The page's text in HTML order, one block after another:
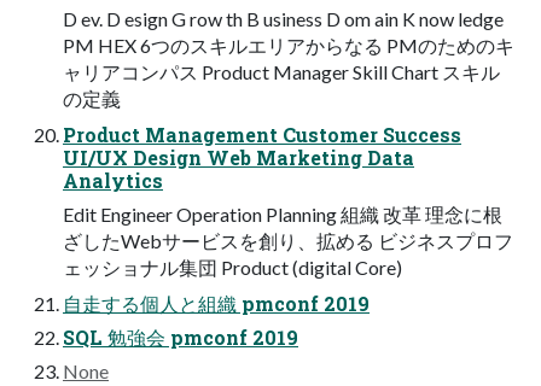
D ev. D esign G row th B usiness D om ain K now ledge
PM HEX 6つのスキルエリアからなる PMのためのキ
ャリアコンパス Product Manager Skill Chart スキル
の定義
Product Management Customer Success
UI/UX Design Web Marketing Data
Analytics
Edit Engineer Operation Planning 組織 改革 理念に根
ざしたWebサービスを創り、拡める ビジネスプロフ
ェッショナル集団 Product (digital Core)
自走する個人と組織 pmconf 2019
SQL 勉強会 pmconf 2019
None